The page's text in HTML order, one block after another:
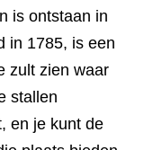
is ontstaan ​​in
in 1785, is een
zult zien waar
stallen
en je kunt de